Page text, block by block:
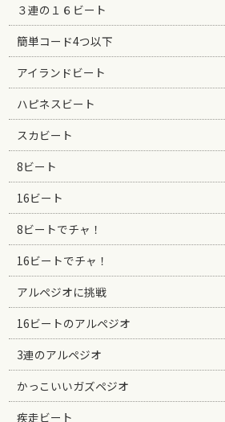
３連の１６ビート
簡単コード4つ以下
アイランドビート
ハピネスビート
スカビート
8ビート
16ビート
8ビートでチャ！
16ビートでチャ！
アルペジオに挑戦
16ビートのアルペジオ
3連のアルペジオ
かっこいいガズペジオ
疾走ビート